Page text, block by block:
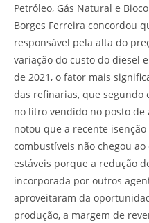
Petróleo, Gás Natural e
Borges Ferreira concordou
responsável pela alta do
variação do custo do diesel
de 2021, o fator mais
das refinarias, que segundo
no litro vendido no posto de
notou que a recente
combustíveis não chegou
estáveis porque a redução
incorporada por outros
aproveitaram da
produção, a margem de